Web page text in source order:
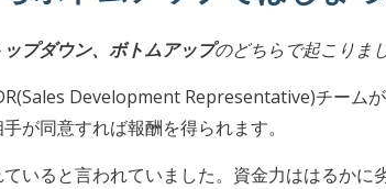
プダウン、ボトムアップのどちらで起こりま
Development Representative)チーム
が同意すれば報酬を得られます。
いると言われていました。資金力ははるか